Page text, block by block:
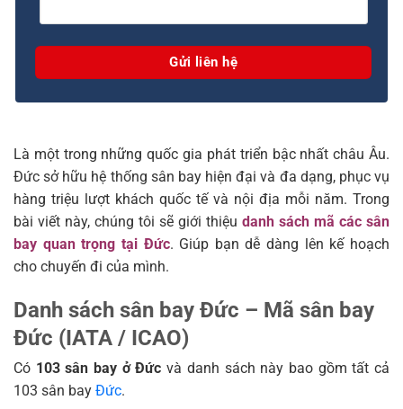
Là một trong những quốc gia phát triển bậc nhất châu Âu.
Đức sở hữu hệ thống sân bay hiện đại và đa dạng, phục vụ
hàng triệu lượt khách quốc tế và nội địa mỗi năm. Trong
bài viết này, chúng tôi sẽ giới thiệu danh sách mã các sân
bay quan trọng tại Đức. Giúp bạn dễ dàng lên kế hoạch
cho chuyến đi của mình.
Danh sách sân bay Đức – Mã sân bay
Đức (IATA / ICAO)
Có 103 sân bay ở Đức và danh sách này bao gồm tất cả
103 sân bay Đức.